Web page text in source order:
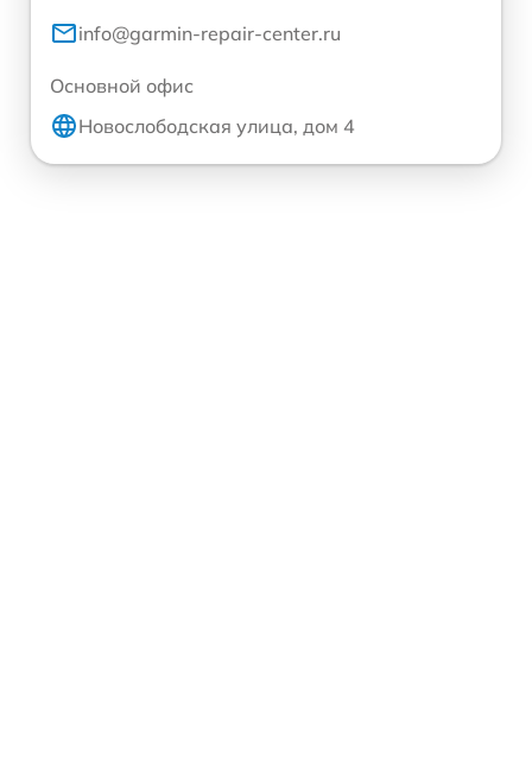
info@garmin-repair-center.ru
Основной офис
Новослободская улица, дом 4